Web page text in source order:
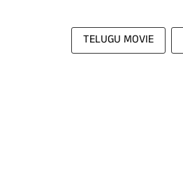
TELUGU MOVIE